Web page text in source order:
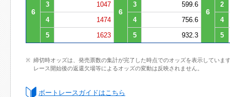
6 6 6
3
1047 3 599.6
2
4
1474 4 756.6
4
5
1623 5 932.3 5
締切時オッズは、発売票数の集計が完了した時点でのオッズを表示していま
レース開始後の返還欠場等によるオッズの変動は反映されません。
ボートレースガイドはこちら